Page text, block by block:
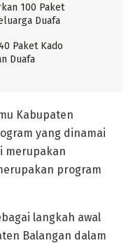
100 Paket
Duafa
Paket Kado
Duafa
Kabupaten
yang dinamai
merupakan
program
langkah awal
Balangan dalam